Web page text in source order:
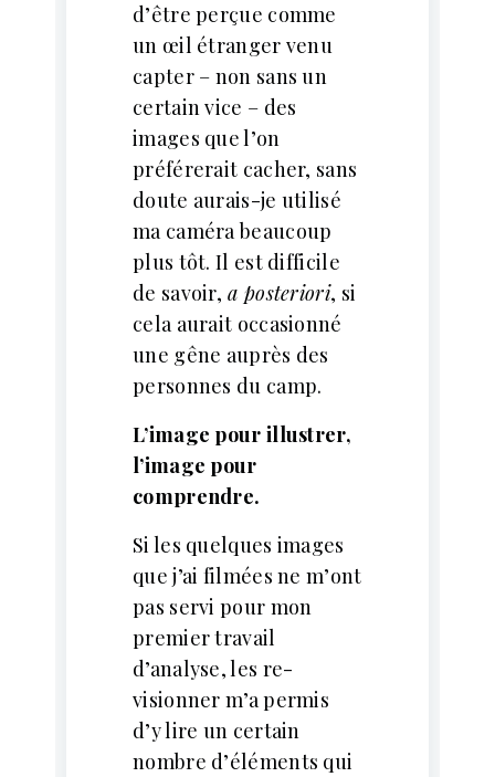
d’être perçue comme
un œil étranger venu
capter – non sans un
certain vice – des
images que l’on
préférerait cacher, sans
doute aurais-je utilisé
ma caméra beaucoup
plus tôt. Il est difficile
de savoir, a posteriori, si
cela aurait occasionné
une gêne auprès des
personnes du camp.
L’image pour illustrer,
l’image pour
comprendre.
Si les quelques images
que j’ai filmées ne m’ont
pas servi pour mon
premier travail
d’analyse, les re-
visionner m’a permis
d’y lire un certain
nombre d’éléments qui